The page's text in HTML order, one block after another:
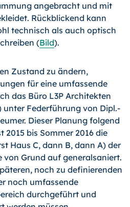
angebracht und mit
Rückblickend kann
technisch als auch optisch
(Bild).
Zustand zu ändern,
für eine umfassende
das Büro L3P Architekten
unter Federführung von Dipl.-
Dieser Planung fol­gend
bis Sommer 2016 die
Haus C, dann B, dann A) der
von Grund auf generalsaniert.
noch zu definierenden
noch umfassende
durchgeführt und